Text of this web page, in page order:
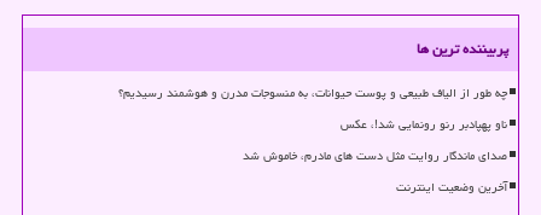
پربیننده ترین ها
چه طور از الیاف طبیعی و پوست حیوانات، به منسوجات مدرن و هوشمند رسیدیم؟
ناو پهپادبر رنو رونمایی شد!، عکس
صدای ماندگار روایت مثل دست های مادرم، خاموش شد
آخرین وضعیت اینترنت